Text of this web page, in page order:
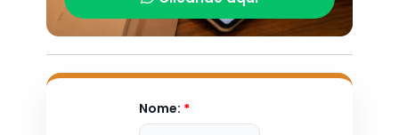
Nome: *